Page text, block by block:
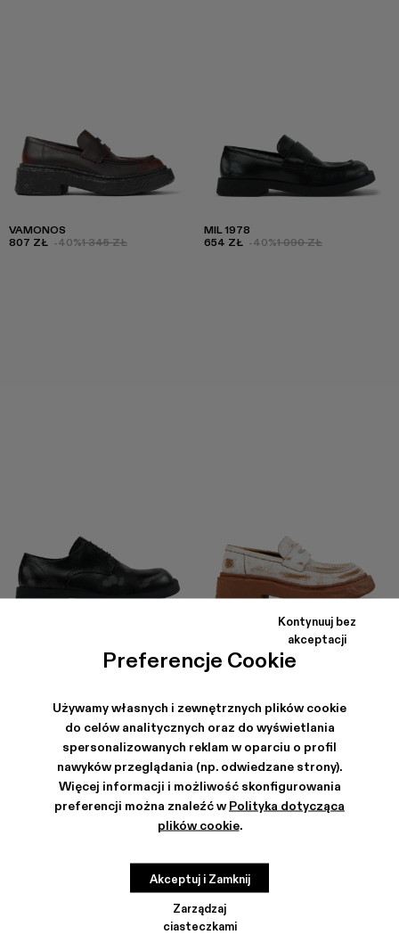
Preferencje Cookie
Używamy własnych i zewnętrznych plików cookie
do celów analitycznych oraz do wyświetlania
spersonalizowanych reklam w oparciu o profil
nawyków przeglądania (np. odwiedzane strony).
Więcej informacji i możliwość skonfigurowania
preferencji można znaleźć w Polityka dotycząca
plików cookie.
Zarządzaj
ciasteczkami
Kontynuuj bez
akceptacji
Akceptuj i Zamknij
VAMONOS
807 ZŁ -40%1 345 ZŁ
MIL 1978
654 ZŁ -40%1 090 ZŁ
1 090 ZŁ
780 ZŁ
-40% 1 300 ZŁ